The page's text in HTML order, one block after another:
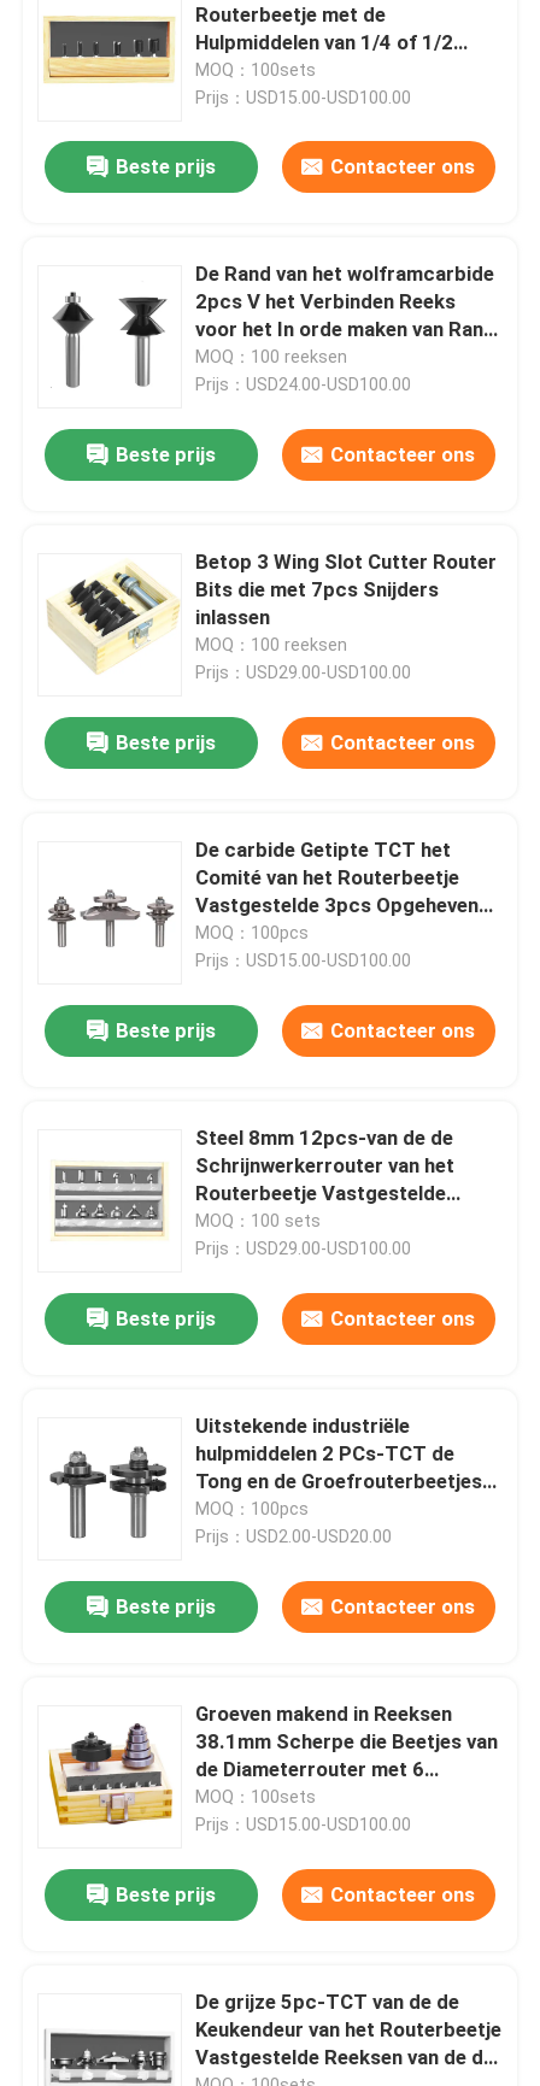
Producten
Ongeveer ons
Fabrieksreis
Contacteer ons
Recht Routerbeetje
Het Beetje van de profielrouter
Gezamenlijke freesbit
Routerbeetje met de
Hulpmiddelen van 1/4 of 1/2
Steelbetop wordt geplaatst
MOQ：100sets
Prijs：USD15.00-USD100.00
Beste prijs Contacteer ons
De Rand van het wolframcarbide
2pcs V het Verbinden Reeks
voor het In orde maken van Rand
1/2“ Steel
MOQ：100 reeksen
Prijs：USD24.00-USD100.00
Beste prijs Contacteer ons
Betop 3 Wing Slot Cutter Router
Bits die met 7pcs Snijders
inlassen
MOQ：100 reeksen
Prijs：USD29.00-USD100.00
Beste prijs Contacteer ons
De carbide Getipte TCT het
Comité van het Routerbeetje
Vastgestelde 3pcs Opgeheven
Reeks van het Routerbeetje
MOQ：100pcs
Prijs：USD15.00-USD100.00
Beste prijs Contacteer ons
Steel 8mm 12pcs-van de de
Schrijnwerkerrouter van het
Routerbeetje Vastgestelde
Professionele het Beetjereeks
MOQ：100 sets
Prijs：USD29.00-USD100.00
Beste prijs Contacteer ons
Uitstekende industriële
hulpmiddelen 2 PCs-TCT de
Tong en de Groefrouterbeetjes
van het Routerbeetje
Vastgestelde
MOQ：100pcs
Prijs：USD2.00-USD20.00
Beste prijs Contacteer ons
Groeven makend in Reeksen
38.1mm Scherpe die Beetjes van
de Diameterrouter met 6
Stukken worden geplaatst het
Dragen
MOQ：100sets
Prijs：USD15.00-USD100.00
Beste prijs Contacteer ons
De grijze 5pc-TCT van de de
Keukendeur van het Routerbeetje
Vastgestelde Reeksen van de de